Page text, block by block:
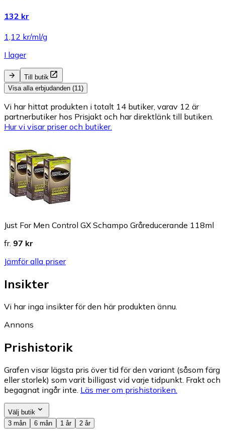
132 kr
1,12 kr/ml/g
I lager
Till butik
Visa alla erbjudanden (11)
Vi har hittat produkten i totalt 14 butiker, varav 12 är
partnerbutiker hos Prisjakt och har direktlänk till butiken.
Hur vi visar priser och butiker.
Just For Men Control GX Schampo Gråreducerande 118ml
fr. 97 kr
Jämför alla priser
Insikter
Vi har inga insikter för den här produkten ännu.
Annons
Prishistorik
Grafen visar lägsta pris över tid för den variant (såsom färg
eller storlek) som varit billigast vid varje tidpunkt. Frakt och
begagnat ingår inte. Läs mer om prishistoriken.
Välj butik
3 mån
6 mån 1 år 2 år